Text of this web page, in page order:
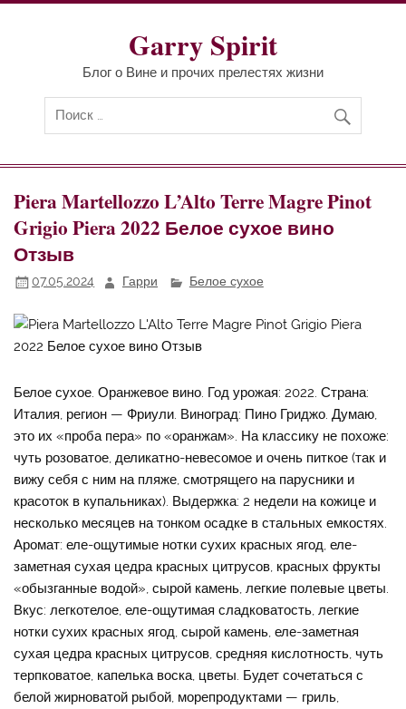
Перейти
Garry Spirit
Блог о Вине и прочих прелестях жизни
Piera Martellozzo L’Alto Terre Magre Pinot
Grigio Piera 2022 Белое сухое вино
Отзыв
07.05.2024 Гарри Белое сухое
Белое сухое. Оранжевое вино. Год урожая: 2022. Страна:
Италия, регион — Фриули. Виноград: Пино Гриджо. Думаю,
это их «проба пера» по «оранжам». На классику не похоже:
чуть розоватое, деликатно-невесомое и очень питкое (так и
вижу себя с ним на пляже, смотрящего на парусники и
красоток в купальниках). Выдержка: 2 недели на кожице и
несколько месяцев на тонком осадке в стальных емкостях.
Аромат: еле-ощутимые нотки сухих красных ягод, еле-
заметная сухая цедра красных цитрусов, красных фрукты
«обызганные водой», сырой камень, легкие полевые цветы.
Вкус: легкотелое, еле-ощутимая сладковатость, легкие
нотки сухих красных ягод, сырой камень, еле-заметная
сухая цедра красных цитрусов, средняя кислотность, чуть
терпковатое, капелька воска, цветы. Будет сочетаться с
белой жирноватой рыбой, морепродуктами — гриль,